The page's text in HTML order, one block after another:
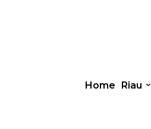
Home Riau